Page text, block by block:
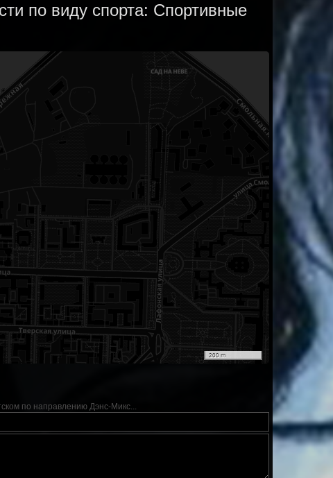
по виду спорта: Спортивные
200 m
по направлению Дэнс-Микс...